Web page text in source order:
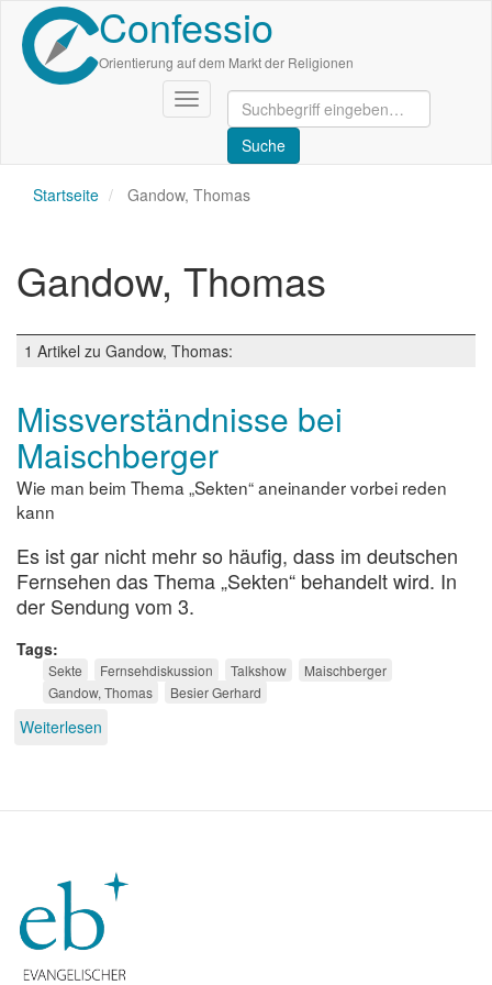
Direkt
zum
Inhalt
Confessio
Orientierung auf dem Markt der Religionen
Navigation
aktivieren/deaktivieren
Startseite Gandow, Thomas
Gandow, Thomas
1 Artikel zu Gandow, Thomas:
Missverständnisse bei
Maischberger
Wie man beim Thema „Sekten“ aneinander vorbei reden
kann
Es ist gar nicht mehr so häufig, dass im deutschen
Fernsehen das Thema „Sekten“ behandelt wird. In
der Sendung vom 3.
Tags
Sekte Fernsehdiskussion Talkshow
Maischberger
Gandow, Thomas
Besier Gerhard
Weiterlesen